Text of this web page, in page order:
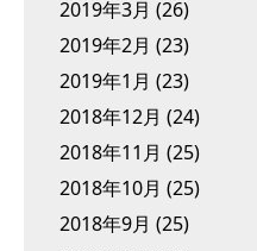
2019年3月 (26)
2019年2月 (23)
2019年1月 (23)
2018年12月 (24)
2018年11月 (25)
2018年10月 (25)
2018年9月 (25)